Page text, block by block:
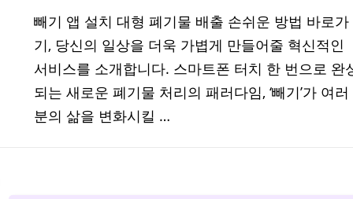
빼기 앱 설치 대형 폐기물 배출 손쉬운 방법 바로가
기, 당신의 일상을 더욱 가볍게 만들어줄 혁신적인
서비스를 소개합니다. 스마트폰 터치 한 번으로 완
되는 새로운 폐기물 처리의 패러다임, ‘빼기’가 여러
분의 삶을 변화시킬 …